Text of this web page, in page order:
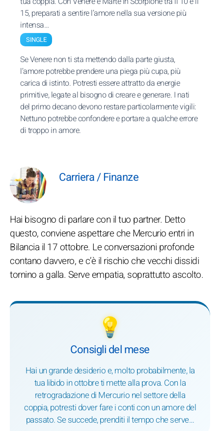
15, preparati a sentire l’amore nella sua versione più
intensa…
SINGLE
Se Venere non ti sta mettendo dalla parte giusta,
l’amore potrebbe prendere una piega più cupa, più
carica di istinto. Potresti essere attratto da energie
primitive, legate al bisogno di creare e generare. I nati
del primo decano devono restare particolarmente vigili:
Nettuno potrebbe confondere e portare a qualche errore
di troppo in amore.
Carriera / Finanze
Hai bisogno di parlare con il tuo partner. Detto
questo, conviene aspettare che Mercurio entri in
Bilancia il 17 ottobre. Le conversazioni profonde
contano davvero, e c’è il rischio che vecchi dissidi
tornino a galla. Serve empatia, soprattutto ascolto.
💡
Consigli del mese
Hai un grande desiderio e, molto probabilmente, la
tua libido in ottobre ti mette alla prova. Con la
retrogradazione di Mercurio nel settore della
coppia, potresti dover fare i conti con un amore del
passato. Se succede, prenditi il tempo che serve…